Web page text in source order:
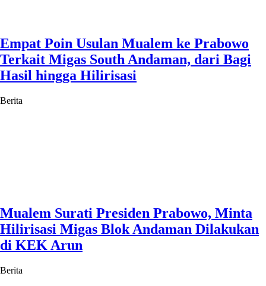
Empat Poin Usulan Mualem ke Prabowo
Terkait Migas South Andaman, dari Bagi
Hasil hingga Hilirisasi
Berita
Mualem Surati Presiden Prabowo, Minta
Hilirisasi Migas Blok Andaman Dilakukan
di KEK Arun
Berita